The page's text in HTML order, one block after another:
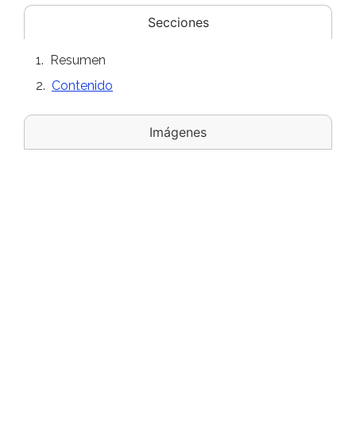
Secciones
Imágenes
Resumen
Contenido